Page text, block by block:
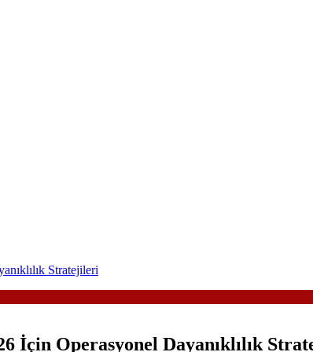
Stratejileri
İçin Operasyonel Dayanıklılık